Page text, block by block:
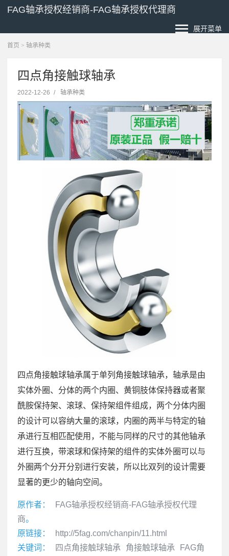
FAG轴承授权经销商-FAG轴承授权代理商
展开菜单
首页 > 轴承种类
四点角接触球轴承
2022-12-26 / 轴承种类
四点角接触球轴承属于单列角接触球轴承，轴承是由
实体外圈、分体的两个内圈、黄铜肢体保持器或者聚
酰胺保持架、滚球、保持架组件组成，两个分体内圈
的设计可以容纳大量的滚球，内圈的两半与特定的轴
承进行互相匹配使用，不能与同样的尺寸的其他轴承
进行互换，带滚球和保持架的组件的实体外圈可以与
外圈两个分开分别进行安装，所以比双列的设计需要
显著的更少的轴向空间。
原作者：
FAG轴承授权经销商-FAG轴承授权代理
商。
原链接：
http://5fag.com/chanpin/11.html
关键词：
四点角接触球轴承 角接触球轴承
FAG角